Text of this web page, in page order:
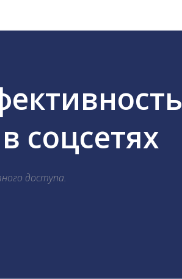
соцсетях
доступа.